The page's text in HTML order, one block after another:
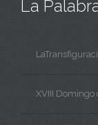
La
XVIII Domingo